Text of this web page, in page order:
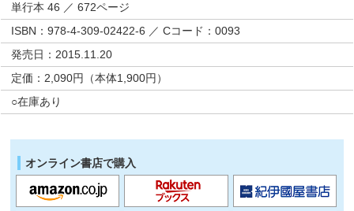
単行本 46 ／ 672ページ
ISBN：978-4-309-02422-6 ／ Cコード：0093
発売日：2015.11.20
定価：2,090円（本体1,900円）
○在庫あり
オンライン書店で購入